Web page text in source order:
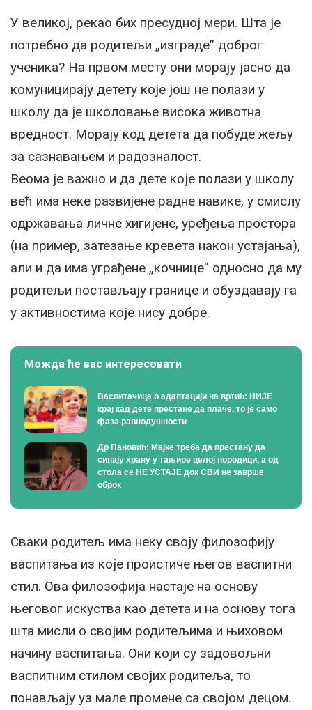
У великој, рекао бих пресудној мери. Шта је
потребно да родитељи „изграде” доброг
ученика? На првом месту они морају јасно да
комуницирају детету које још не полази у
школу да је школовање висока животна
вредност. Морају код детета да побуде жељу
за сазнавањем и радозналост.
Веома је важно и да дете које полази у школу
већ има неке развијене радне навике, у смислу
одржавања личне хигијене, уређења простора
(на пример, затезање кревета након устајања),
али и да има уграђене „кочнице” односно да му
родитељи постављају границе и обуздавају га
у активностима које нису добре.
Можда ће вас интересовати
Васпитачица о адаптацији на вртић: НИЈЕ
крај кад дете престане да плаче, то је само
фаза равнодушности
Др Пановић: Мајке треба да престану да
сипају храну у тањире целој породици, а од
стола се НЕ УСТАЈЕ док СВИ не заврше
оброк
Сваки родитељ има неку своју филозофију
васпитања из које проистиче његов васпитни
стил. Ова филозофија настаје на основу
његовог искуства као детета и на основу тога
шта мисли о својим родитељима и њиховом
начину васпитања. Они који су задовољни
васпитним стилом својих родитеља, то
понављају уз мале промене са својом децом.